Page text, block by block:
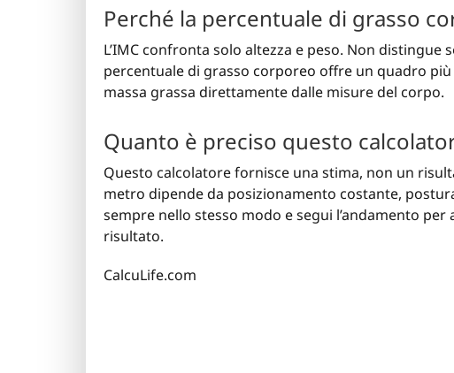
Perché la percentuale di grasso
L’IMC confronta solo altezza e peso. Non distingue
percentuale di grasso corporeo offre un quadro
massa grassa direttamente dalle misure del corpo.
Quanto è preciso questo
Questo calcolatore fornisce una stima, non un
metro dipende da posizionamento costante,
sempre nello stesso modo e segui l’andamento
risultato.
CalcuLife.com